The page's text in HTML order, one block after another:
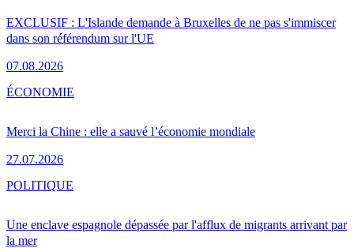
EXCLUSIF : L'Islande demande à Bruxelles de ne pas s'immiscer
dans son référendum sur l'UE
07.08.2026
Merci la Chine : elle a sauvé l’économie mondiale
27.07.2026
ÉCONOMIE
Une enclave espagnole dépassée par l'afflux de migrants arrivant par
la mer
POLITIQUE